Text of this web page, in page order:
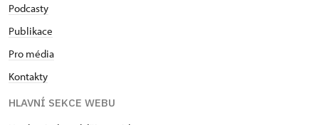
Podcasty
Publikace
Pro média
Kontakty
HLAVNÍ SEKCE WEBU